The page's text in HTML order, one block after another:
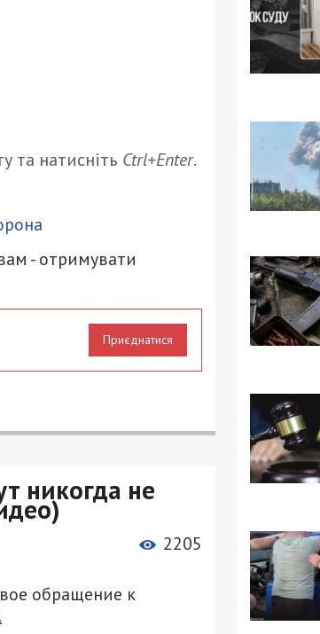
та натисніть Ctrl+Enter.
- отримувати
Приєднатися
никогда не
2205
обращение к